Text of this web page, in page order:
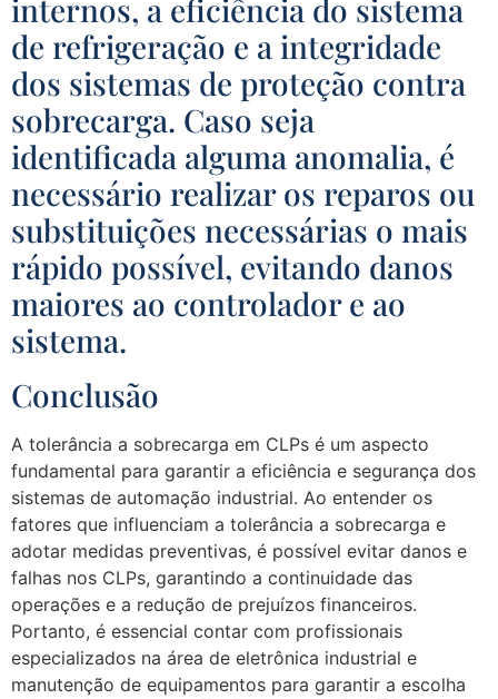
internos, a eficiência do sistema
de refrigeração e a integridade
dos sistemas de proteção contra
sobrecarga. Caso seja
identificada alguma anomalia, é
necessário realizar os reparos ou
substituições necessárias o mais
rápido possível, evitando danos
maiores ao controlador e ao
sistema.
Conclusão
A tolerância a sobrecarga em CLPs é um aspecto
fundamental para garantir a eficiência e segurança dos
sistemas de automação industrial. Ao entender os
fatores que influenciam a tolerância a sobrecarga e
adotar medidas preventivas, é possível evitar danos e
falhas nos CLPs, garantindo a continuidade das
operações e a redução de prejuízos financeiros.
Portanto, é essencial contar com profissionais
especializados na área de eletrônica industrial e
manutenção de equipamentos para garantir a escolha